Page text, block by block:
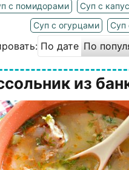
с помидорами
Суп с
Суп с огурцами
Суп
По дате По
из